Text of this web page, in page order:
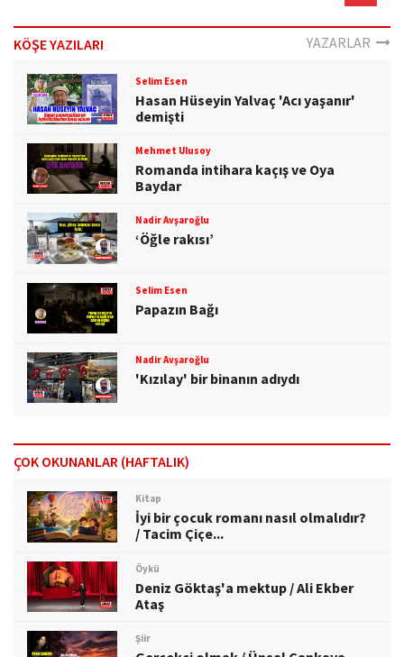
KÖŞE YAZILARI YAZARLAR
Selim Esen
Hasan Hüseyin Yalvaç 'Acı yaşanır'
demişti
Mehmet Ulusoy
Romanda intihara kaçış ve Oya
Baydar
Nadir Avşaroğlu
‘Öğle rakısı’
Selim Esen
Papazın Bağı
Nadir Avşaroğlu
'Kızılay' bir binanın adıydı
ÇOK OKUNANLAR (HAFTALIK)
Kitap
İyi bir çocuk romanı nasıl olmalıdır?
/ Tacim Çiçe...
Öykü
Deniz Göktaş'a mektup / Ali Ekber
Ataş
Şiir